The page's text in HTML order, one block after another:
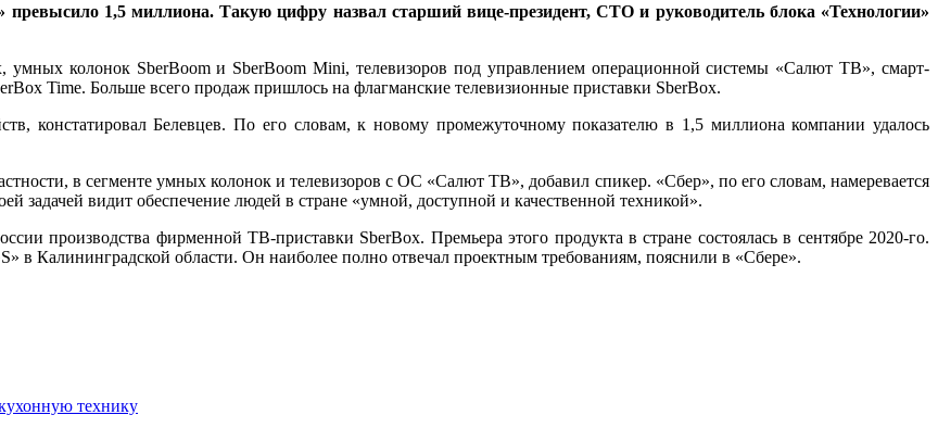
1,5 миллиона. Такую цифру назвал старший вице-президент, СТО и руководитель блока «Технологии»
колонок SberBoom и SberBoom Mini, телевизоров под управлением операционной системы «Салют ТВ», смарт-
Time. Больше всего продаж пришлось на флагманские телевизионные приставки SberBox.
констатировал Белевцев. По его словам, к новому промежуточному показателю в 1,5 миллиона компании удалось
в сегменте умных колонок и телевизоров с ОС «Салют ТВ», добавил спикер. «Сбер», по его словам, намеревается
задачей видит обеспечение людей в стране «умной, доступной и качественной техникой».
производства фирменной ТВ-приставки SberBox. Премьера этого продукта в стране состоялась в сентябре 2020-го.
в Калининградской области. Он наиболее полно отвечал проектным требованиям, пояснили в «Сбере».
технику